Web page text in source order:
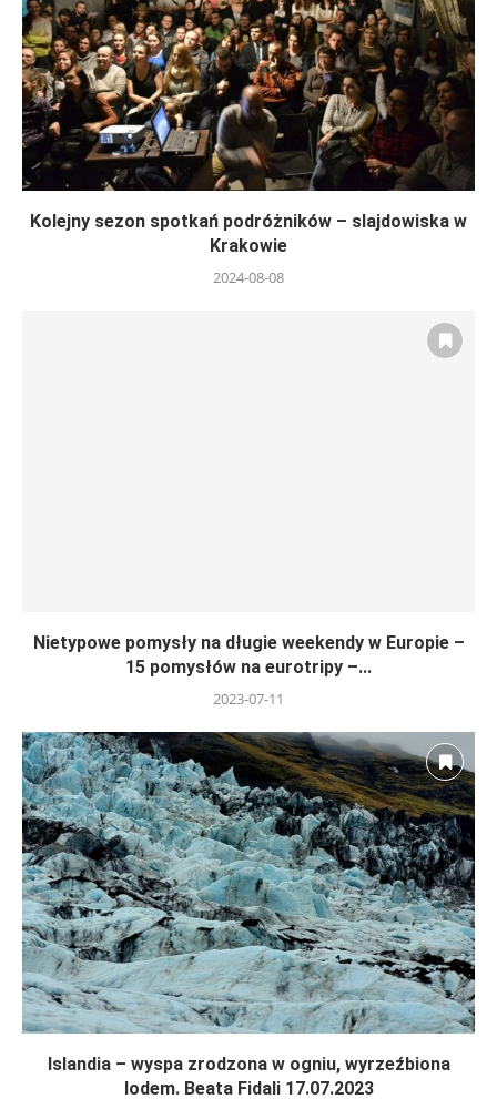
Kolejny sezon spotkań podróżników – slajdowiska w
Krakowie
2024-08-08
Nietypowe pomysły na długie weekendy w Europie –
15 pomysłów na eurotripy –...
2023-07-11
Islandia – wyspa zrodzona w ogniu, wyrzeźbiona
lodem. Beata Fidali 17.07.2023